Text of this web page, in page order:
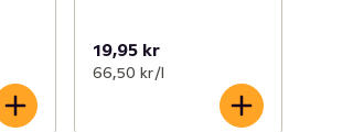
19,95 kr
66,50 kr /l